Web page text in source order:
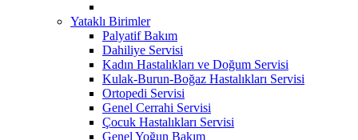
Yataklı Birimler
Palyatif Bakım
Dahiliye Servisi
Kadın Hastalıkları ve Doğum Servisi
Kulak-Burun-Boğaz Hastalıkları Servisi
Ortopedi Servisi
Genel Cerrahi Servisi
Çocuk Hastalıkları Servisi
Genel Yoğun Bakım